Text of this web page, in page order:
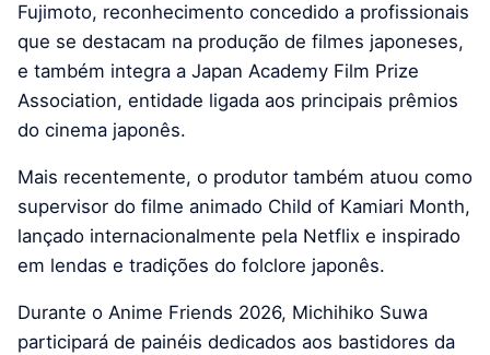
Fujimoto, reconhecimento concedido a profissionais
que se destacam na produção de filmes japoneses,
e também integra a Japan Academy Film Prize
Association, entidade ligada aos principais prêmios
do cinema japonês.
Mais recentemente, o produtor também atuou como
supervisor do filme animado Child of Kamiari Month,
lançado internacionalmente pela Netflix e inspirado
em lendas e tradições do folclore japonês.
Durante o Anime Friends 2026, Michihiko Suwa
participará de painéis dedicados aos bastidores da